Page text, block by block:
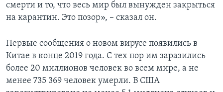
смерти и то, что весь мир был вынужден закрыться
на карантин. Это позор», – сказал он.
Первые сообщения о новом вирусе появились в
Китае в конце 2019 года. С тех пор им заразились
более 20 миллионов человек во всем мире, а не
менее 735 369 человек умерли. В США